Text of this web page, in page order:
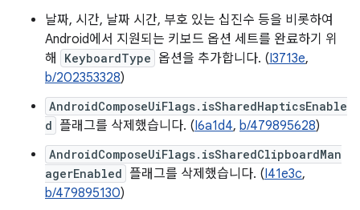
날짜, 시간, 날짜 시간, 부호 있는 십진수 등을 비롯하여
Android에서 지원되는 키보드 옵션 세트를 완료하기 위
해
KeyboardType 옵션을 추가합니다. (I3713e,
b/202353328)
AndroidComposeUiFlags.isSharedHapticsEnable
d 플래그를 삭제했습니다. (I6a1d4, b/479895628)
AndroidComposeUiFlags.isSharedClipboardMan
agerEnabled 플래그를 삭제했습니다. (I41e3c,
b/479895130)